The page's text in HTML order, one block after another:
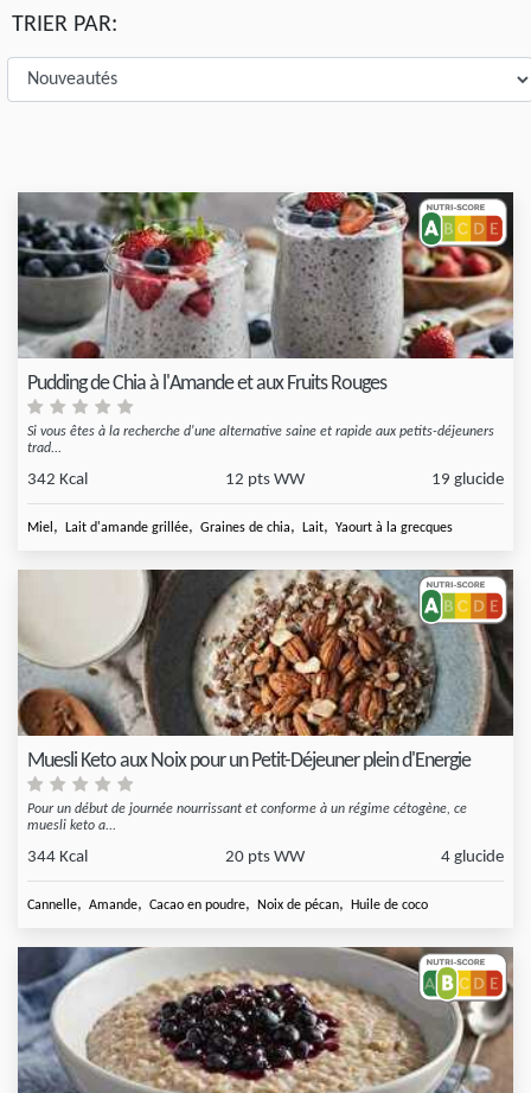
TRIER PAR:
Pudding de Chia à l'Amande et aux Fruits Rouges
Si vous êtes à la recherche d'une alternative saine et rapide aux petits-déjeuners
trad...
342 Kcal 12 pts WW 19 glucide
Miel , Lait d'amande grillée, Graines de chia, Lait, Yaourt à la grecques
Muesli Keto aux Noix pour un Petit-Déjeuner plein d'Energie
Pour un début de journée nourrissant et conforme à un régime cétogène, ce
muesli keto a...
344 Kcal 20 pts WW 4 glucide
Cannelle, Amande, Cacao en poudre, Noix de pécan, Huile de coco